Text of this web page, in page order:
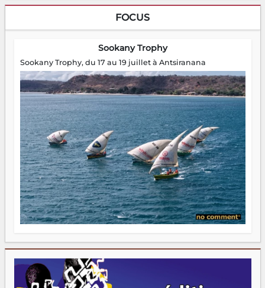
FOCUS
Sookany Trophy
Sookany Trophy, du 17 au 19 juillet à Antsiranana